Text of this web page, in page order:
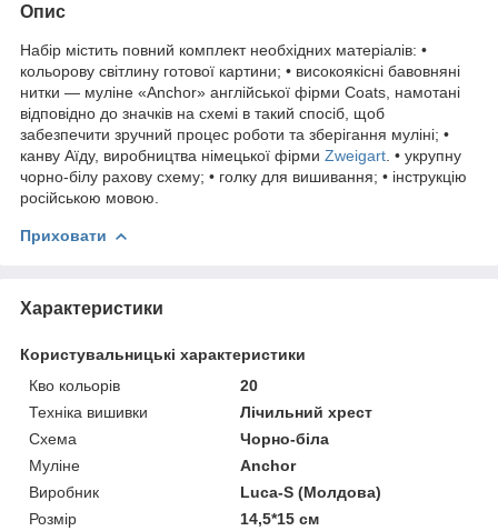
Опис
Набір містить повний комплект необхідних матеріалів: •
кольорову світлину готової картини; • високоякісні бавовняні
нитки — муліне «Anchor» англійської фірми Coats, намотані
відповідно до значків на схемі в такий спосіб, щоб
забезпечити зручний процес роботи та зберігання муліні; •
канву Аїду, виробництва німецької фірми Zweigart . • укрупну
чорно-білу рахову схему; • голку для вишивання; • інструкцію
російською мовою.
Приховати
Характеристики
Користувальницькі характеристики
Кво кольорів
20
Техніка вишивки
Лічильний хрест
Схема
Чорно-біла
Муліне
Anchor
Виробник
Luca-S (Молдова)
Розмір
14,5*15 см